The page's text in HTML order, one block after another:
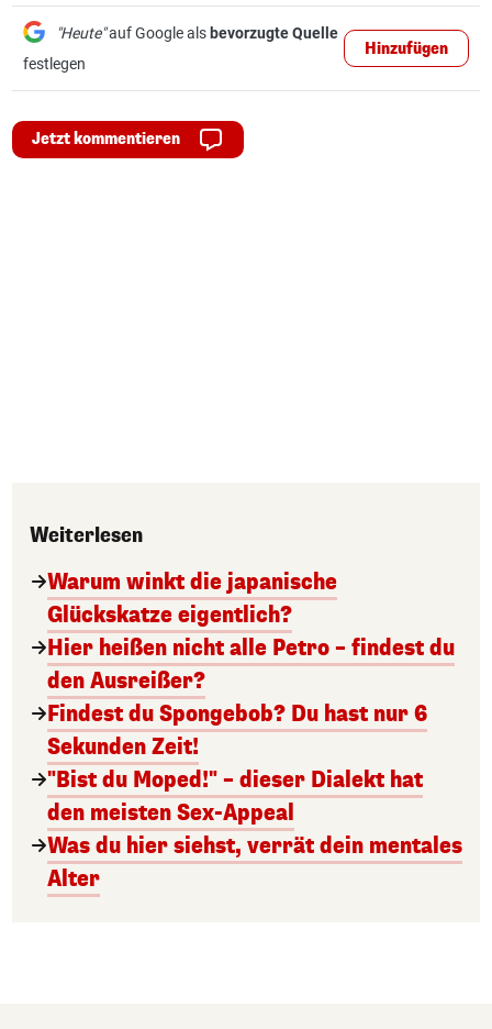
"Heute"auf Google als bevorzugte Quelle
festlegen
Hinzufügen
Jetzt kommentieren
Weiterlesen
Warum winkt die japanische
Glückskatze eigentlich?
Hier heißen nicht alle Petro – findest du
den Ausreißer?
Findest du Spongebob? Du hast nur 6
Sekunden Zeit!
"Bist du Moped!" – dieser Dialekt hat
den meisten Sex-Appeal
Was du hier siehst, verrät dein mentales
Alter